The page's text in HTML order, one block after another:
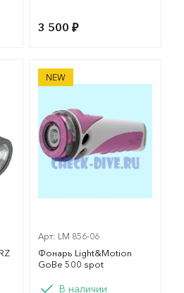
3 500 ₽
1000 Lumen
NEW
Фонарь Light&Motion
Арт: LM 856-06
Фонарь Light&Motion
GoBe 500 spot
В наличии